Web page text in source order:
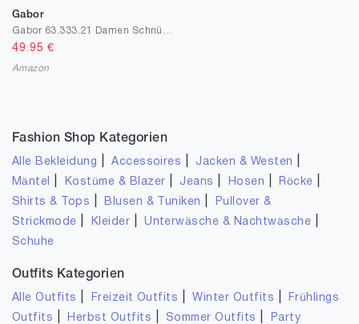
Gabor
49.95 €
Amazon
Fashion Shop Kategorien
Alle Bekleidung |Accessoires Jacken & Westen
Mäntel Kostüme & Blazer Jeans Hosen Röcke
Shirts & Tops Blusen & Tuniken
Pullover &
Strickmode
Kleider |Unterwäsche & Nachtwäsche
Schuhe
Outfits Kategorien
Alle Outfits Freizeit Outfits |Winter Outfits
Frühlings
Outfits
Herbst Outfits Sommer Outfits
Party